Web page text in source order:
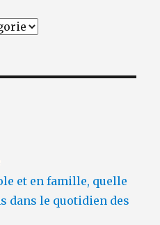
et en famille, quelle
dans le quotidien des